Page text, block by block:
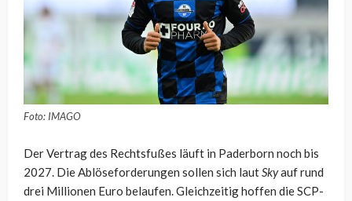
Foto: IMAGO
Der Vertrag des Rechtsfußes läuft in Paderborn noch bis
2027. Die Ablöseforderungen sollen sich lautSkyauf rund
drei Millionen Euro belaufen. Gleichzeitig hoffen die SCP-